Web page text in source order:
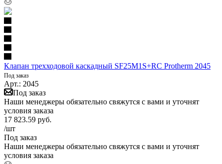
Клапан трехходовой каскадный SF25M1S+RC Protherm 2045
Под заказ
Арт.: 2045
Под заказ
Наши менеджеры обязательно свяжутся с вами и уточнят
условия заказа
17 823.59 руб.
/шт
Под заказ
Наши менеджеры обязательно свяжутся с вами и уточнят
условия заказа